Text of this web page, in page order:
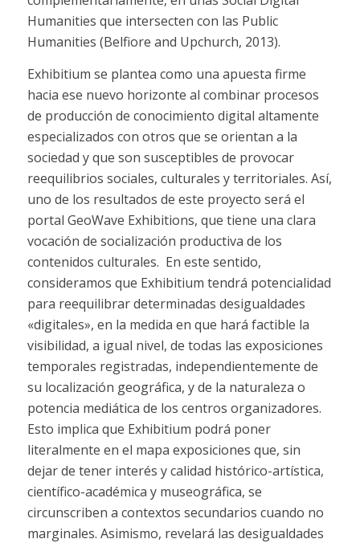
Humanities que intersecten con las Public
Humanities (Belfiore and Upchurch, 2013).
Exhibitium se plantea como una apuesta firme
hacia ese nuevo horizonte al combinar procesos
de producción de conocimiento digital altamente
especializados con otros que se orientan a la
sociedad y que son susceptibles de provocar
reequilibrios sociales, culturales y territoriales. Así,
uno de los resultados de este proyecto será el
portal GeoWave Exhibitions, que tiene una clara
vocación de socialización productiva de los
contenidos culturales. En este sentido,
consideramos que Exhibitium tendrá potencialidad
para reequilibrar determinadas desigualdades
«digitales», en la medida en que hará factible la
visibilidad, a igual nivel, de todas las exposiciones
temporales registradas, independientemente de
su localización geográfica, y de la naturaleza o
potencia mediática de los centros organizadores.
Esto implica que Exhibitium podrá poner
literalmente en el mapa exposiciones que, sin
dejar de tener interés y calidad histórico-artística,
científico-académica y museográfica, se
circunscriben a contextos secundarios cuando no
marginales. Asimismo, revelará las desigualdades